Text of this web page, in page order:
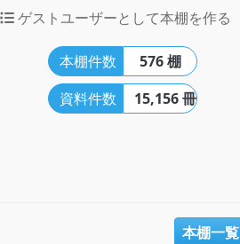
ゲストユーザーとして本棚を作る
本棚件数
576 棚
資料件数
15,156 冊
本棚一覧